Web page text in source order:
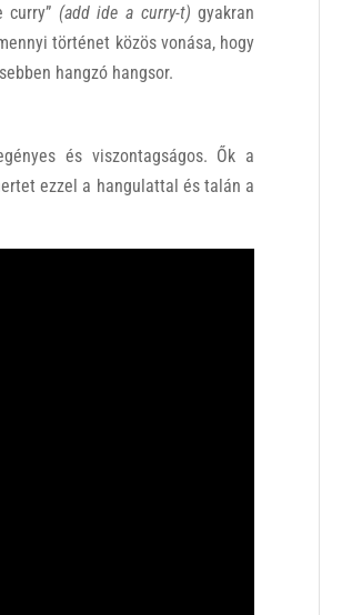
curry” (add ide a curry-t) gyakran
történet közös vonása, hogy
hangzó hangsor.
és viszontagságos. Ők a
ezzel a hangulattal és talán a